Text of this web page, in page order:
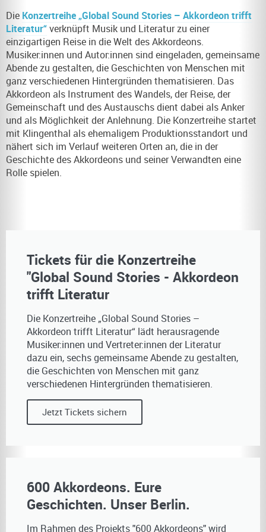
Die Konzertreihe „Global Sound Stories – Akkordeon trifft
Literatur“verknüpft Musik und Literatur zu einer
einzigartigen Reise in die Welt des Akkordeons.
Musiker:innen und Autor:innen sind eingeladen, gemeinsame
Abende zu gestalten, die Geschichten von Menschen mit
ganz verschiedenen Hintergründen thematisieren. Das
Akkordeon als Instrument des Wandels, der Reise, der
Gemeinschaft und des Austauschs dient dabei als Anker
und als Möglichkeit der Anlehnung. Die Konzertreihe startet
mit Klingenthal als ehemaligem Produktionsstandort und
nähert sich im Verlauf weiteren Orten an, die in der
Geschichte des Akkordeons und seiner Verwandten eine
Rolle spielen.
Tickets für die Konzertreihe
"Global Sound Stories - Akkordeon
trifft Literatur
Die Konzertreihe „Global Sound Stories –
Akkordeon trifft Literatur“ lädt herausragende
Musiker:innen und Vertreter:innen der Literatur
dazu ein, sechs gemeinsame Abende zu gestalten,
die Geschichten von Menschen mit ganz
verschiedenen Hintergründen thematisieren.
Jetzt Tickets sichern
600 Akkordeons. Eure
Geschichten. Unser Berlin.
Im Rahmen des Projekts "600 Akkordeons" wird